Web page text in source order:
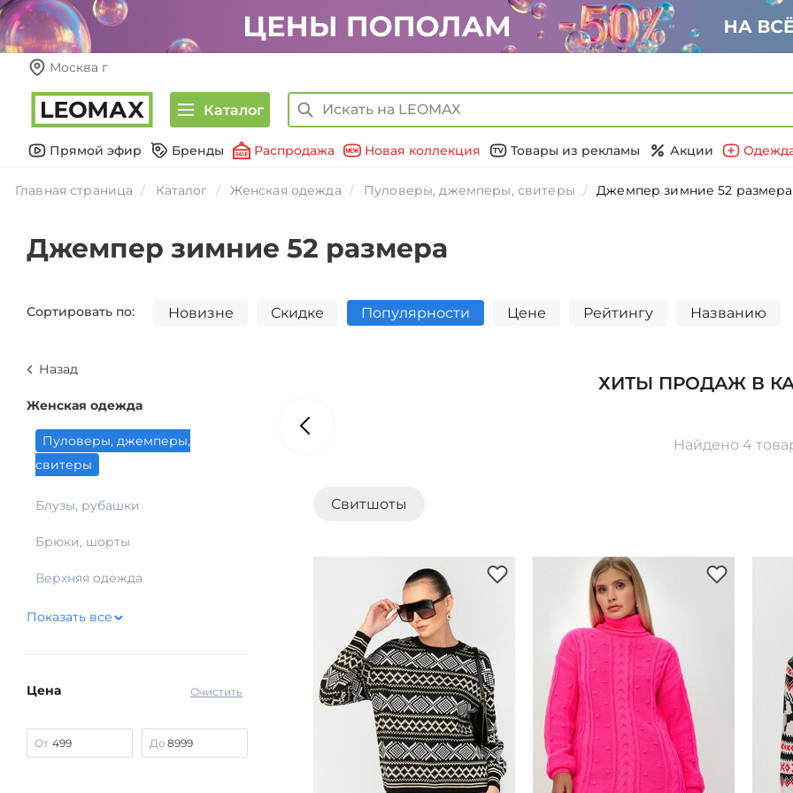
Москва г
Каталог
Прямой эфир Бренды Распродажа Новая коллекция Товары из рекламы Акции
Главная страница Каталог Женская одежда Пуловеры, джемперы, свитеры Джемпер зимние 52 размера
Джемпер зимние 52 размера
Сортировать по: Новизне Скидке Популярности Цене Рейтингу Названию
Назад
Женская одежда
Пуловеры, джемперы,
свитеры
Блузы, рубашки
Брюки, шорты
Верхняя одежда
Показать все
Очистить
Цена
От До
ХИТЫ ПРОДАЖ В
Найдено 4
Свитшоты